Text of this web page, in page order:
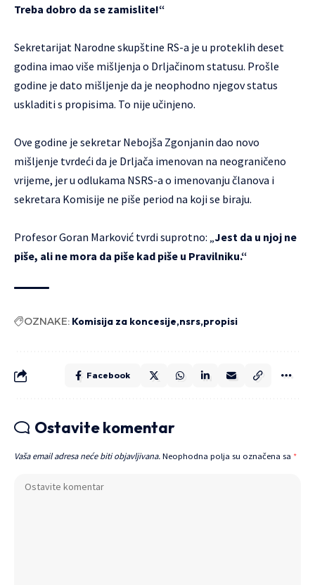
Treba dobro da se zamislite!“
Sekretarijat Narodne skupštine RS-a je u proteklih deset
godina imao više mišljenja o Drljačinom statusu. Prošle
godine je dato mišljenje da je neophodno njegov status
uskladiti s propisima. To nije učinjeno.
Ove godine je sekretar Nebojša Zgonjanin dao novo
mišljenje tvrdeći da je Drljača imenovan na neograničeno
vrijeme, jer u odlukama NSRS-a o imenovanju članova i
sekretara Komisije ne piše period na koji se biraju.
Profesor Goran Marković tvrdi suprotno: „Jest da u njoj ne
piše, ali ne mora da piše kad piše u Pravilniku.“
OZNAKE: Komisija za koncesije nsrs propisi
Facebook
Ostavite komentar
Vaša email adresa neće biti objavljivana. Neophodna polja su označena sa *